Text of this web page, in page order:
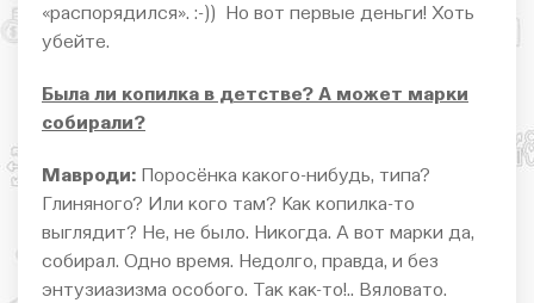
«распорядился». :-)) Но вот первые деньги! Хоть
убейте.
Была ли копилка в детстве? А может марки
собирали?
Мавроди:
Поросёнка какого-нибудь, типа?
Глиняного? Или кого там? Как копилка-то
выглядит? Не, не было. Никогда. А вот марки да,
собирал. Одно время. Недолго, правда, и без
энтузиазизма особого. Так как-то!.. Вяловато.